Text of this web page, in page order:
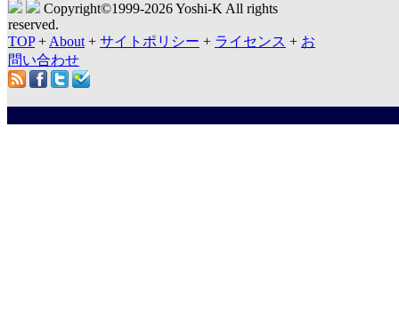
Copyright©1999-2026 Yoshi-K All rights
reserved.
TOP+ About + サイトポリシー + ライセンス + お
問い合わせ